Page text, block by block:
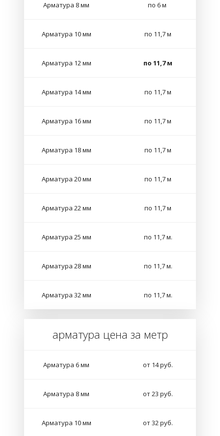
Арматура 8 мм по 6 м
Арматура 10 мм по 11,7 м
Арматура 12 мм по 11,7 м
Арматура 14 мм по 11,7 м
Арматура 16 мм по 11,7 м
Арматура 18 мм по 11,7 м
Арматура 20 мм по 11,7 м
Арматура 22 мм по 11,7 м
Арматура 25 мм по 11,7 м.
Арматура 28 мм по 11,7 м.
Арматура 32 мм по 11,7 м.
арматура цена за метр
Арматура 6 мм от 14 руб.
Арматура 8 мм от 23 руб.
Арматура 10 мм от 32 руб.